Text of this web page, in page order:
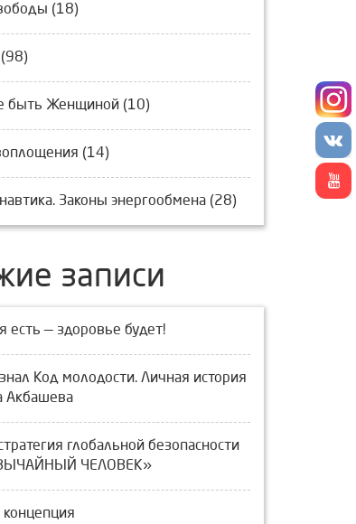
(18)
(98)
быть Женщиной (10)
(14)
Законы энергообмена (28)
записи
есть — здоровье будет!
Код молодости. Личная история
Акбашева
глобальной безопасности
ЧЕЛОВЕК»
концепция